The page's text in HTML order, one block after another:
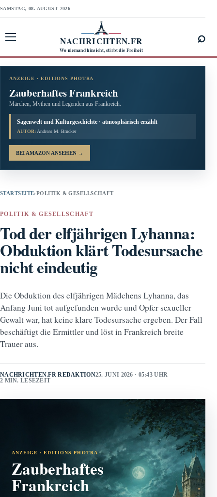
SAMSTAG, 08. AUGUST 2026
NACHRICHTEN.FR
Wo niemand hinsieht, stirbt die Freiheit
⌕
ANZEIGE · EDITIONS PHOTRA
Zauberhaftes Frankreich
Märchen, Mythen und Legenden aus Frankreich.
Sagenwelt und Kulturgeschichte · atmosphärisch erzählt
AUTOR: Andreas M. Brucker
BEI AMAZON ANSEHEN →
STARTSEITE›POLITIK & GESELLSCHAFT
POLITIK & GESELLSCHAFT
Tod der elfjährigen Lyhanna:
Obduktion klärt Todesursache
nicht eindeutig
Die Obduktion des elfjährigen Mädchens Lyhanna, das
Anfang Juni tot aufgefunden wurde und Opfer sexueller
Gewalt war, hat keine klare Todesursache ergeben. Der Fall
beschäftigt die Ermittler und löst in Frankreich breite
Trauer aus.
NACHRICHTEN.FR REDAKTION25. JUNI 2026 · 05:43 UHR
2 MIN. LESEZEIT
ANZEIGE · EDITIONS PHOTRA
Zauberhaftes
Frankreich